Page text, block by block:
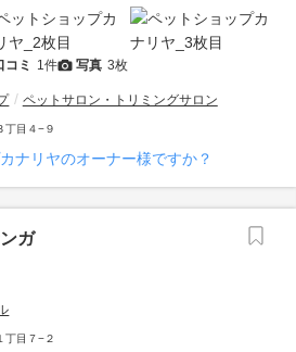
コミ 1件 写真 3枚
ペットサロン・トリミングサロン
丁目４−９
ナリヤのオーナー様ですか？
ガ
丁目７−２